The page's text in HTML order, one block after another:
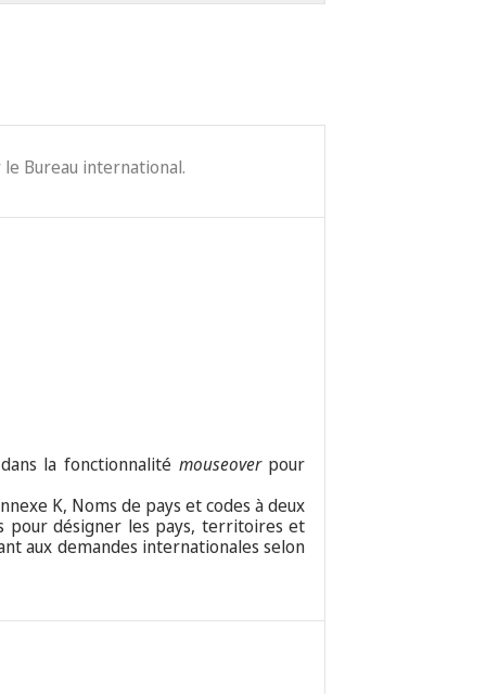
le Bureau international.
la fonctionnalité mouseoverpour
K, Noms de pays et codes à deux
pour désigner les pays, territoires et
aux demandes internationales selon